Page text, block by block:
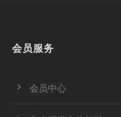
会员服务
会员中心